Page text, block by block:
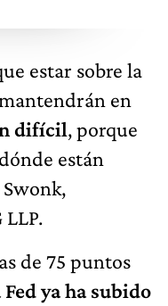
estar sobre la
en
difícil, porque
están
de 75 puntos
Fed ya ha subido